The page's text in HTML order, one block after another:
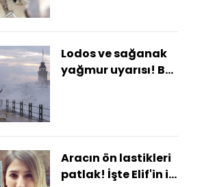
Lodos ve sağanak
yağmur uyarısı! Bu
Aracın ön lastikleri
patlak! İşte Elif'in ilk